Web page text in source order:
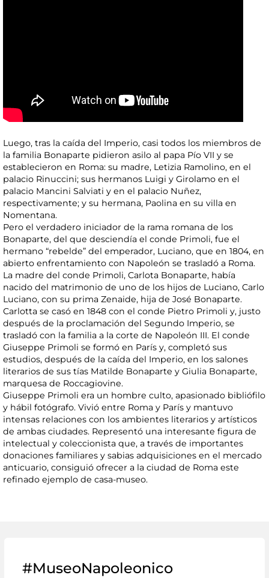
Luego, tras la caída del Imperio, casi todos los miembros de
la familia Bonaparte pidieron asilo al papa Pío VII y se
establecieron en Roma: su madre, Letizia Ramolino, en el
palacio Rinuccini; sus hermanos Luigi y Girolamo en el
palacio Mancini Salviati y en el palacio Nuñez,
respectivamente; y su hermana, Paolina en su villa en
Nomentana.
Pero el verdadero iniciador de la rama romana de los
Bonaparte, del que desciendía el conde Primoli, fue el
hermano “rebelde” del emperador, Luciano, que en 1804, en
abierto enfrentamiento con Napoleón se trasladó a Roma.
La madre del conde Primoli, Carlota Bonaparte, había
nacido del matrimonio de uno de los hijos de Luciano, Carlo
Luciano, con su prima Zenaide, hija de José Bonaparte.
Carlotta se casó en 1848 con el conde Pietro Primoli y, justo
después de la proclamación del Segundo Imperio, se
trasladó con la familia a la corte de Napoleón III. El conde
Giuseppe Primoli se formó en París y, completó sus
estudios, después de la caída del Imperio, en los salones
literarios de sus tías Matilde Bonaparte y Giulia Bonaparte,
marquesa de Roccagiovine.
Giuseppe Primoli era un hombre culto, apasionado bibliófilo
y hábil fotógrafo. Vivió entre Roma y París y mantuvo
intensas relaciones con los ambientes literarios y artísticos
de ambas ciudades. Representó una interesante figura de
intelectual y coleccionista que, a través de importantes
donaciones familiares y sabias adquisiciones en el mercado
anticuario, consiguió ofrecer a la ciudad de Roma este
refinado ejemplo de casa-museo.
#MuseoNapoleonico